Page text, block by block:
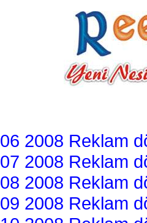
06 2008 Reklam
07 2008 Reklam
08 2008 Reklam
09 2008 Reklam